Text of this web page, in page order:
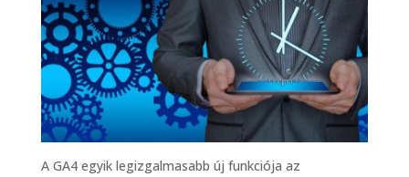
A GA4 egyik legizgalmasabb új funkciója az